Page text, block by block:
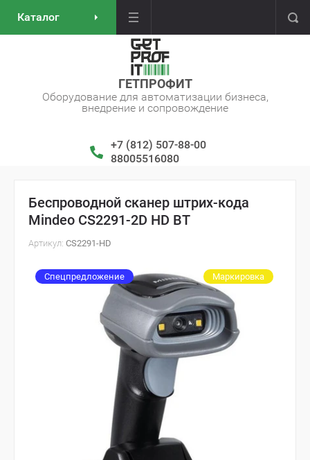
Каталог
ГЕТПРОФИТ
Оборудование для автоматизации бизнеса,
внедрение и сопровождение
+7 (812) 507-88-00
88005516080
Беспроводной сканер штрих-кода
Mindeo CS2291-2D HD BT
Артикул: CS2291-HD
Спецпредложение Маркировка